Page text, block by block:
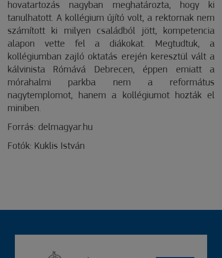
hovatartozás nagyban meghatározta, hogy ki
tanulhatott. A kollégium újító volt, a rektornak nem
számított ki milyen családból jött, kompetencia
alapon vette fel a diákokat. Megtudtuk, a
kollégiumban zajló oktatás erején keresztül vált a
kálvinista Rómává Debrecen, éppen emiatt a
mórahalmi parkba nem a református
nagytemplomot, hanem a kollégiumot hozták el
miniben.
Forrás: delmagyar.hu
Fotók: Kuklis István